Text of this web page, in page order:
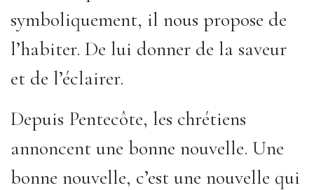
symboliquement, il nous propose de
l’habiter. De lui donner de la saveur
et de l’éclairer.
Depuis Pentecôte, les chrétiens
annoncent une bonne nouvelle. Une
bonne nouvelle, c’est une nouvelle qui